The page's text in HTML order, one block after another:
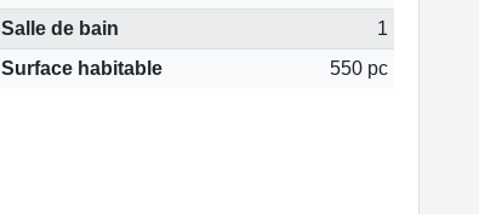
Salle de bain
1
Surface habitable
550 pc